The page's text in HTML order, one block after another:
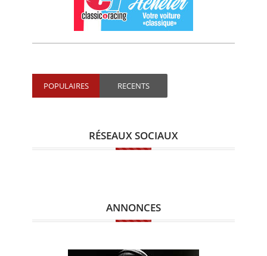
POPULAIRES RECENTS
RÉSEAUX SOCIAUX
ANNONCES